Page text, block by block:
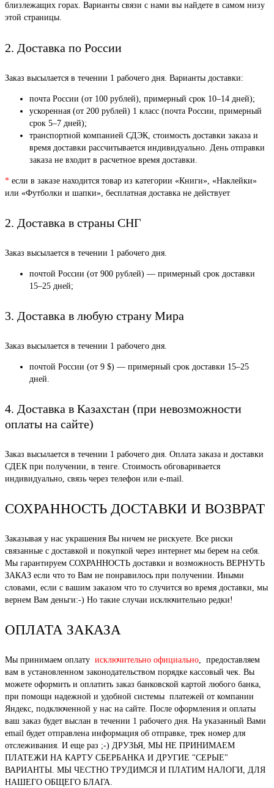
близлежащих горах. Варианты связи с нами вы найдете в самом низу
этой страницы.
2. Доставка по России
Заказ высылается в течении 1 рабочего дня. Варианты доставки:
почта России (от 100 рублей), примерный срок 10–14 дней);
ускоренная (от 200 рублей) 1 класс (почта России, примерный
срок 5–7 дней);
транспортной компанией СДЭК, стоимость доставки заказа и
время доставки рассчитывается индивидуально. День отправки
заказа не входит в расчетное время доставки.
* если в заказе находится товар из категории «Книги», «Наклейки»
или «Футболки и шапки», бесплатная доставка не действует
2. Доставка в страны СНГ
Заказ высылается в течении 1 рабочего дня.
почтой России (от 900 рублей) — примерный срок доставки
15–25 дней;
3. Доставка в любую страну Мира
Заказ высылается в течении 1 рабочего дня.
почтой России (от 9 $) — примерный срок доставки 15–25
дней.
4. Доставка в Казахстан (при невозможности
оплаты на сайте)
Заказ высылается в течении 1 рабочего дня. Оплата заказа и доставки
СДЕК при получении, в тенге. Стоимость обговаривается
индивидуально, связь через телефон или e-mail.
СОХРАННОСТЬ ДОСТАВКИ И ВОЗВРАТ
Заказывая у нас украшения Вы ничем не рискуете. Все риски
связанные с доставкой и покупкой через интернет мы берем на себя.
Мы гарантируем СОХРАННОСТЬ доставки и возможность ВЕРНУТЬ
ЗАКАЗ если что то Вам не понравилось при получении. Иными
словами, если с вашим заказом что то случится во время доставки, мы
вернем Вам деньги:-) Но такие случаи исключительно редки!
ОПЛАТА ЗАКАЗА
Мы принимаем оплату исключительно официально, предоставляем
вам в установленном законодательством порядке кассовый чек. Вы
можете оформить и оплатить заказ банковской картой любого банка,
при помощи надежной и удобной системы платежей от компании
Яндекс, подключенной у нас на сайте. После оформления и оплаты
ваш заказ будет выслан в течении 1 рабочего дня. На указанный Вами
email будет отправлена информация об отправке, трек номер для
отслеживания. И еще раз ;-) ДРУЗЬЯ, МЫ НЕ ПРИНИМАЕМ
ПЛАТЕЖИ НА КАРТУ СБЕРБАНКА И ДРУГИЕ "СЕРЫЕ"
ВАРИАНТЫ. МЫ ЧЕСТНО ТРУДИМСЯ И ПЛАТИМ НАЛОГИ, ДЛЯ
НАШЕГО ОБЩЕГО БЛАГА.